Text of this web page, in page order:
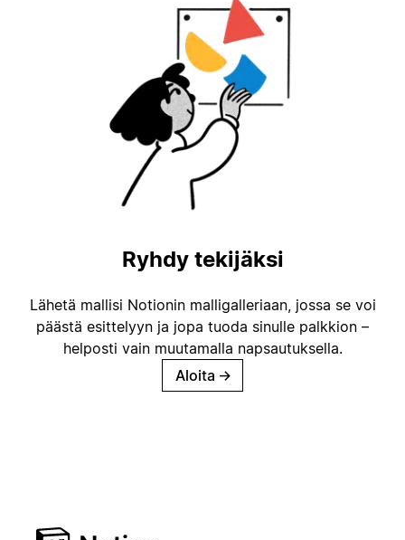
Ryhdy tekijäksi
Lähetä mallisi Notionin malligalleriaan, jossa se voi
päästä esittelyyn ja jopa tuoda sinulle palkkion –
helposti vain muutamalla napsautuksella.
Aloita →